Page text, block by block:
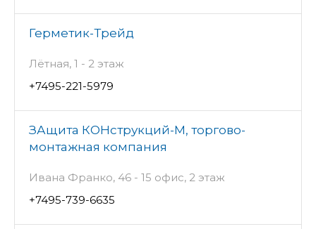
Герметик-Трейд
Лётная, 1 - 2 этаж
+7495-221-5979
ЗАщита КОНструкций-М, торгово-
монтажная компания
Ивана Франко, 46 - 15 офис, 2 этаж
+7495-739-6635